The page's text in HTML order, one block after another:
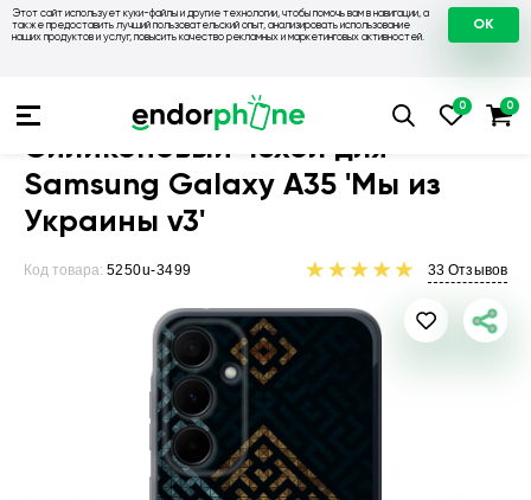
Этот сайт использует куки-файлы и другие технологии, чтобы помочь вам в навигации, а
также предоставить лучший пользовательский опыт, анализировать использование
наших продуктов и услуг, повысить качество рекламных и маркетинговых активностей.
OK
Чехлы на Samsung Чехол для
Силиконовый чехол для
Samsung Galaxy A35 'Мы из
Украины v3'
Код товара: 5250u-3499 33 Отзывов